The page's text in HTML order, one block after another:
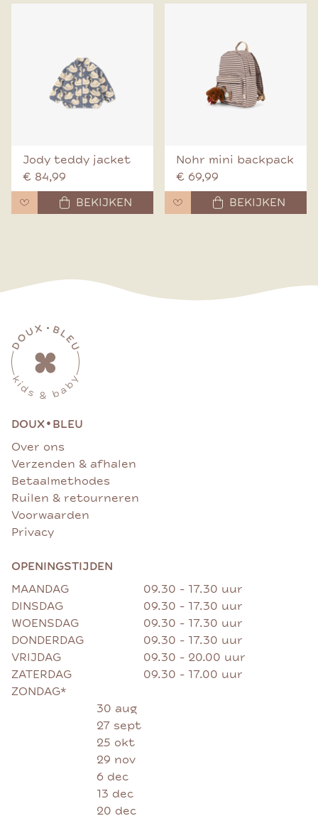
Jody teddy jacket
€ 84,99
BEKIJKEN
Nohr mini backpack
€ 69,99
BEKIJKEN
DOUX• BLEU
Over ons
Verzenden & afhalen
Betaalmethodes
Ruilen & retourneren
Voorwaarden
Privacy
OPENINGSTIJDEN
MAANDAG
09.30 - 17.30 uur
DINSDAG
09.30 - 17.30 uur
WOENSDAG
09.30 - 17.30 uur
DONDERDAG
09.30 - 17.30 uur
VRIJDAG
09.30 - 20.00 uur
ZATERDAG
09.30 - 17.00 uur
ZONDAG*
30 aug
27 sept
25 okt
29 nov
6 dec
13 dec
20 dec